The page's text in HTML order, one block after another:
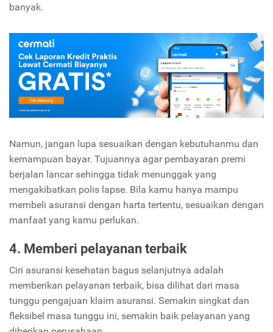
banyak.
Namun, jangan lupa sesuaikan dengan kebutuhanmu dan
kemampuan bayar. Tujuannya agar pembayaran premi
berjalan lancar sehingga tidak menunggak yang
mengakibatkan polis lapse. Bila kamu hanya mampu
membeli asuransi dengan harta tertentu, sesuaikan dengan
manfaat yang kamu perlukan.
4. Memberi pelayanan terbaik
Ciri asuransi kesehatan bagus selanjutnya adalah
memberikan pelayanan terbaik, bisa dilihat dari masa
tunggu pengajuan klaim asuransi. Semakin singkat dan
fleksibel masa tunggu ini, semakin baik pelayanan yang